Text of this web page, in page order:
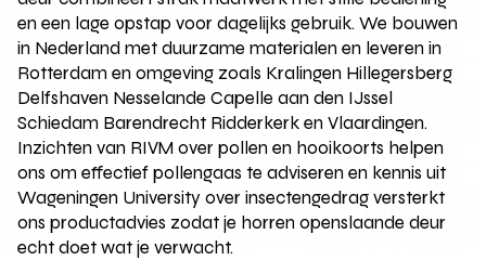
en een lage opstap voor dagelijks gebruik. We bouwen
in Nederland met duurzame materialen en leveren in
Rotterdam en omgeving zoals Kralingen Hillegersberg
Delfshaven Nesselande Capelle aan den IJssel
Schiedam Barendrecht Ridderkerk en Vlaardingen.
Inzichten van RIVM over pollen en hooikoorts helpen
ons om effectief pollengaas te adviseren en kennis uit
Wageningen University over insectengedrag versterkt
ons productadvies zodat je horren openslaande deur
echt doet wat je verwacht.